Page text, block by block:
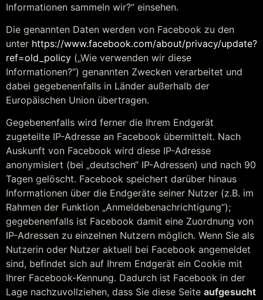
Informationen sammeln wir?“ einsehen.
Die genannten Daten werden von Facebook zu den
unter https://www.facebook.com/about/privacy/update?
ref=old_policy („Wie verwenden wir diese
Informationen?“) genannten Zwecken verarbeitet und
dabei gegebenenfalls in Länder außerhalb der
Europäischen Union übertragen.
Gegebenenfalls wird ferner die Ihrem Endgerät
zugeteilte IP-Adresse an Facebook übermittelt. Nach
Auskunft von Facebook wird diese IP-Adresse
anonymisiert (bei „deutschen“ IP-Adressen) und nach 90
Tagen gelöscht. Facebook speichert darüber hinaus
Informationen über die Endgeräte seiner Nutzer (z.B. im
Rahmen der Funktion „Anmeldebenachrichtigung“);
gegebenenfalls ist Facebook damit eine Zuordnung von
IP-Adressen zu einzelnen Nutzern möglich. Wenn Sie als
Nutzerin oder Nutzer aktuell bei Facebook angemeldet
sind, befindet sich auf Ihrem Endgerät ein Cookie mit
Ihrer Facebook-Kennung. Dadurch ist Facebook in der
Lage nachzuvollziehen, dass Sie diese Seite aufgesucht